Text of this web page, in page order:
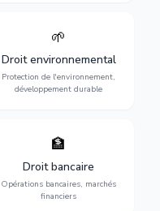
🌱
Droit environnemental
Protection de l'environnement,
développement durable
Protection de
conformité
environnementale, litiges et
développement durable.
🏦
Droit bancaire
Opérations bancaires, marchés
financiers
Gestion de vos opérations
financières : contentieux
bancaire, investissements et
régulation.